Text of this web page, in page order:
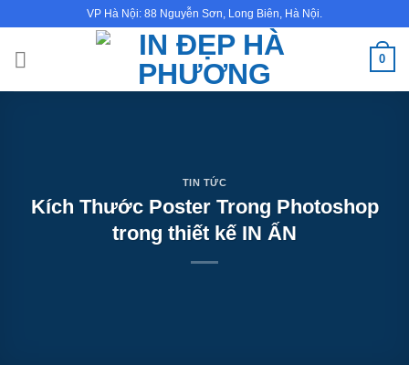
nội
VP Hà Nội: 88 Nguyễn Sơn, Long Biên, Hà Nội.
0
TIN TỨC
Kích Thước Poster Trong Photoshop
trong thiết kế IN ẤN